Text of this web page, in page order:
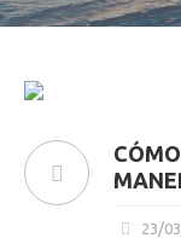
23/